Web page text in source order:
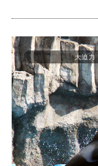
大迫力